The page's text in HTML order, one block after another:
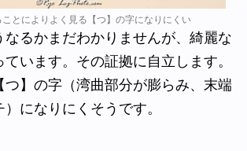
とによりよく見る【つ】の字になりにくい
なるかまだわかりませんが、綺麗な
います。その証拠に自立します。
つ】の字（湾曲部分が膨らみ、末端
になりにくそうです。